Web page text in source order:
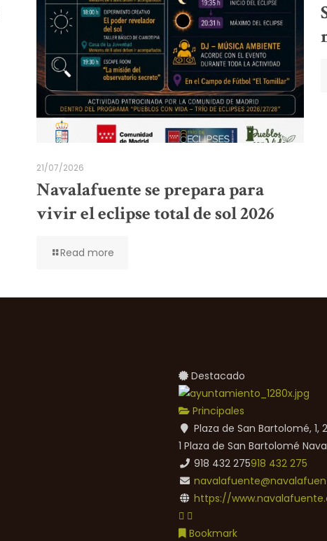
21/07/2026
Navalafuente se prepara para
vivir el eclipse total de sol 2026
Read more
Destacado
Principales
Plaza de San Bartolomé,
1 Plaza de San Bartolomé
918 432 275918 432 275
https://
Bookmark